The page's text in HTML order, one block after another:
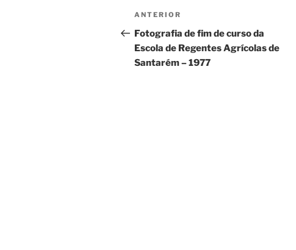
Navegação
de
artigos
Conteúdo
anterior
ANTERIOR
Fotografia de fim de curso da
Escola de Regentes Agrícolas de
Santarém – 1977